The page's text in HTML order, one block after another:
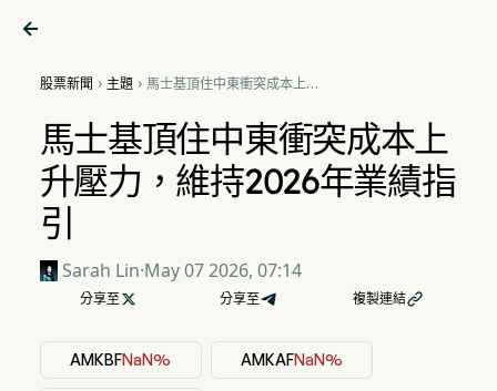

股票新聞  主題 馬士基頂住中東衝突成本上升
馬士基頂住中東衝突成本上
升壓力，維持2026年業績指
引
Sarah Lin·May 07 2026, 07:14
分享至  分享至 複製連結
AMKBFNaN% AMKAFNaN%